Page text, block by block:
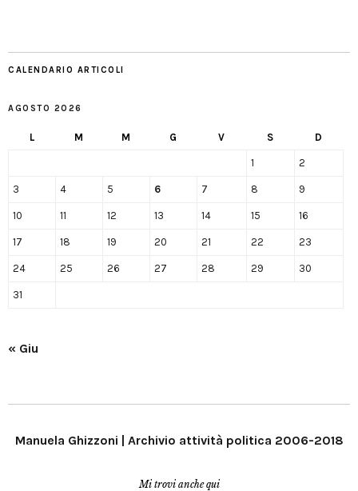
CALENDARIO ARTICOLI
AGOSTO 2026
L M M G V S D
1 2
3 4 5 6 7 8 9
10 11 12 13 14 15 16
17 18 19 20 21 22 23
24 25 26 27 28 29 30
31
« Giu
Manuela Ghizzoni | Archivio attività politica 2006-2018
Mi trovi anche qui